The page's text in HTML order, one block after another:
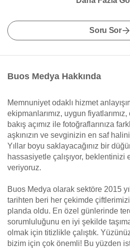
Soru Sor
Buos Medya Hakkında
Memnuniyet odaklı hizmet
ekipmanlarımız, uygun
bakış açımız ile fotoğraflarınıza
aşkınızın ve sevginizin en saf
Yıllar boyu saklayacağınız bir
hassasiyetle çalışıyor, beklentinizi
veriyoruz.
Buos Medya olarak sektöre 2015
tarihten beri her çekimde
planda oldu. En özel günlerinde
sorumluluğunu en iyi şekilde
olmak için titizlikle çalıştık.
bizim için çok önemli! Bu yüzden